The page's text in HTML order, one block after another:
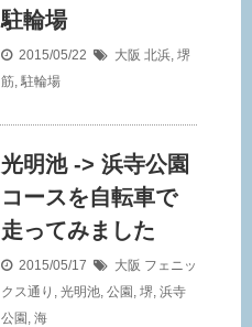
駐輪場
2015/05/22 大阪 北浜, 堺
筋, 駐輪場
光明池 -> 浜寺公園
コースを自転車で
走ってみました
2015/05/17 大阪 フェニッ
クス通り , 光明池, 公園 , 堺, 浜寺
公園 , 海